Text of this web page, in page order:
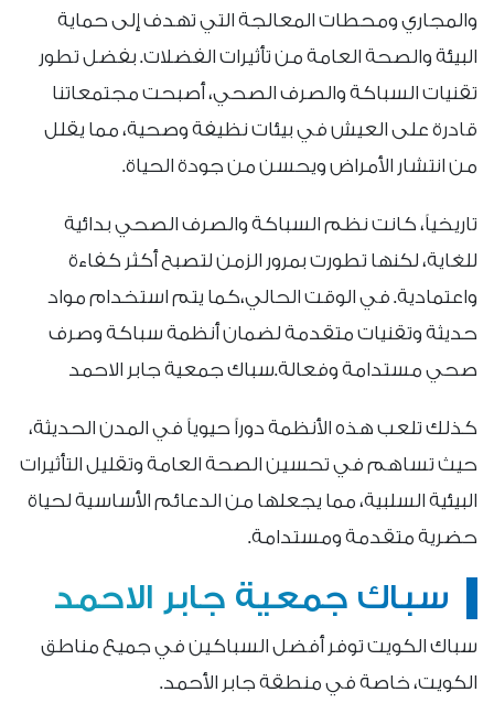
والمجاري ومحطات المعالجة التي تهدف إلى حماية
البيئة والصحة العامة من تأثيرات الفضلات. بفضل تطور
تقنيات السباكة والصرف الصحي، أصبحت مجتمعاتنا
قادرة على العيش في بيئات نظيفة وصحية، مما يقلل
من انتشار الأمراض ويحسن من جودة الحياة.
تاريخياً، كانت نظم السباكة والصرف الصحي بدائية
للغاية، لكنها تطورت بمرور الزمن لتصبح أكثر كفاءة
واعتمادية. في الوقت الحالي،كما يتم استخدام مواد
حديثة وتقنيات متقدمة لضمان أنظمة سباكة وصرف
صحي مستدامة وفعالة.سباك جمعية جابر الاحمد
كذلك تلعب هذه الأنظمة دوراً حيوياً في المدن الحديثة،
حيث تساهم في تحسين الصحة العامة وتقليل التأثيرات
البيئية السلبية، مما يجعلها من الدعائم الأساسية لحياة
حضرية متقدمة ومستدامة.
سباك جمعية جابر الاحمد
سباك الكويت توفر أفضل السباكين في جميع مناطق
الكويت، خاصة في منطقة جابر الأحمد.